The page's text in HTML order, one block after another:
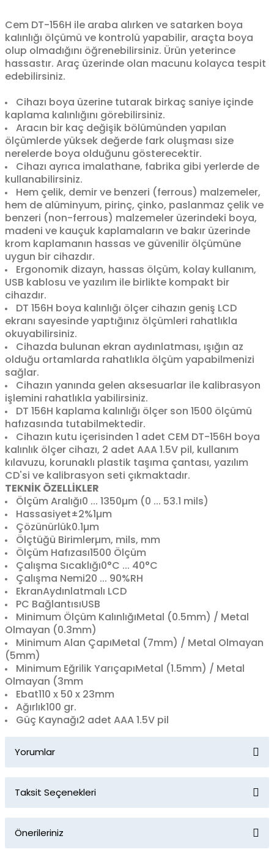
Cem DT-156H ile araba alırken ve satarken boya
kalınlığı ölçümü ve kontrolü yapabilir, araçta boya
olup olmadığını öğrenebilirsiniz. Ürün yeterince
hassastır. Araç üzerinde olan macunu kolayca tespit
edebilirsiniz.
Cihazı boya üzerine tutarak birkaç saniye içinde
kaplama kalınlığını görebilirsiniz.
Aracın bir kaç değişik bölümünden yapılan
ölçümlerde yüksek değerde fark oluşması size
nerelerde boya olduğunu gösterecektir.
Cihazı ayrıca imalathane, fabrika gibi yerlerde de
kullanabilirsiniz.
Hem çelik, demir ve benzeri (ferrous) malzemeler,
hem de alüminyum, pirinç, çinko, paslanmaz çelik ve
benzeri (non-ferrous) malzemeler üzerindeki boya,
madeni ve kauçuk kaplamaların ve bakır üzerinde
krom kaplamanın hassas ve güvenilir ölçümüne
uygun bir cihazdır.
Ergonomik dizayn, hassas ölçüm, kolay kullanım,
USB kablosu ve yazılım ile birlikte kompakt bir
cihazdır.
DT 156H boya kalınlığı ölçer cihazın geniş LCD
ekranı sayesinde yaptığınız ölçümleri rahatlıkla
okuyabilirsiniz.
Cihazda bulunan ekran aydınlatması, ışığın az
olduğu ortamlarda rahatlıkla ölçüm yapabilmenizi
sağlar.
Cihazın yanında gelen aksesuarlar ile kalibrasyon
işlemini rahatlıkla yabilirsiniz.
DT 156H kaplama kalınlığı ölçer son 1500 ölçümü
hafızasında tutabilmektedir.
Cihazın kutu içerisinden 1 adet CEM DT-156H boya
kalınlık ölçer cihazı, 2 adet AAA 1.5V pil, kullanım
kılavuzu, korunaklı plastik taşıma çantası, yazılım
CD'si ve kalibrasyon seti çıkmaktadır.
TEKNİK ÖZELLİKLER
Ölçüm Aralığı0 ... 1350µm (0 ... 53.1 mils)
Hassasiyet±2%1µm
Çözünürlük0.1µm
Ölçtüğü Birimlerµm, mils, mm
Ölçüm Hafızası1500 Ölçüm
Çalışma Sıcaklığı0°C ... 40°C
Çalışma Nemi20 ... 90%RH
EkranAydınlatmalı LCD
PC BağlantısıUSB
Minimum Ölçüm KalınlığıMetal (0.5mm) / Metal
Olmayan (0.3mm)
Minimum Alan ÇapıMetal (7mm) / Metal Olmayan
(5mm)
Minimum Eğrilik YarıçapıMetal (1.5mm) / Metal
Olmayan (3mm
Ebat110 x 50 x 23mm
Ağırlık100 gr.
Güç Kaynağı2 adet AAA 1.5V pil
Yorumlar
Taksit Seçenekleri
Önerileriniz